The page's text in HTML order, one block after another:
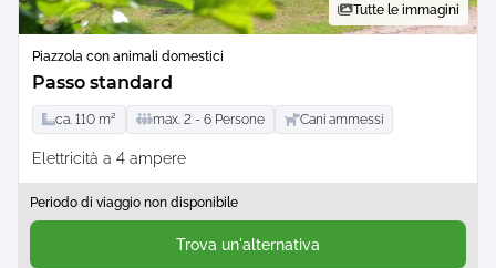
Tutte le immagini
Piazzola con animali domestici
Passo standard
ca. 110 m² max. 2 - 6 Persone Cani ammessi
Elettricità a 4 ampere
Periodo di viaggio non disponibile
Trova un'alternativa